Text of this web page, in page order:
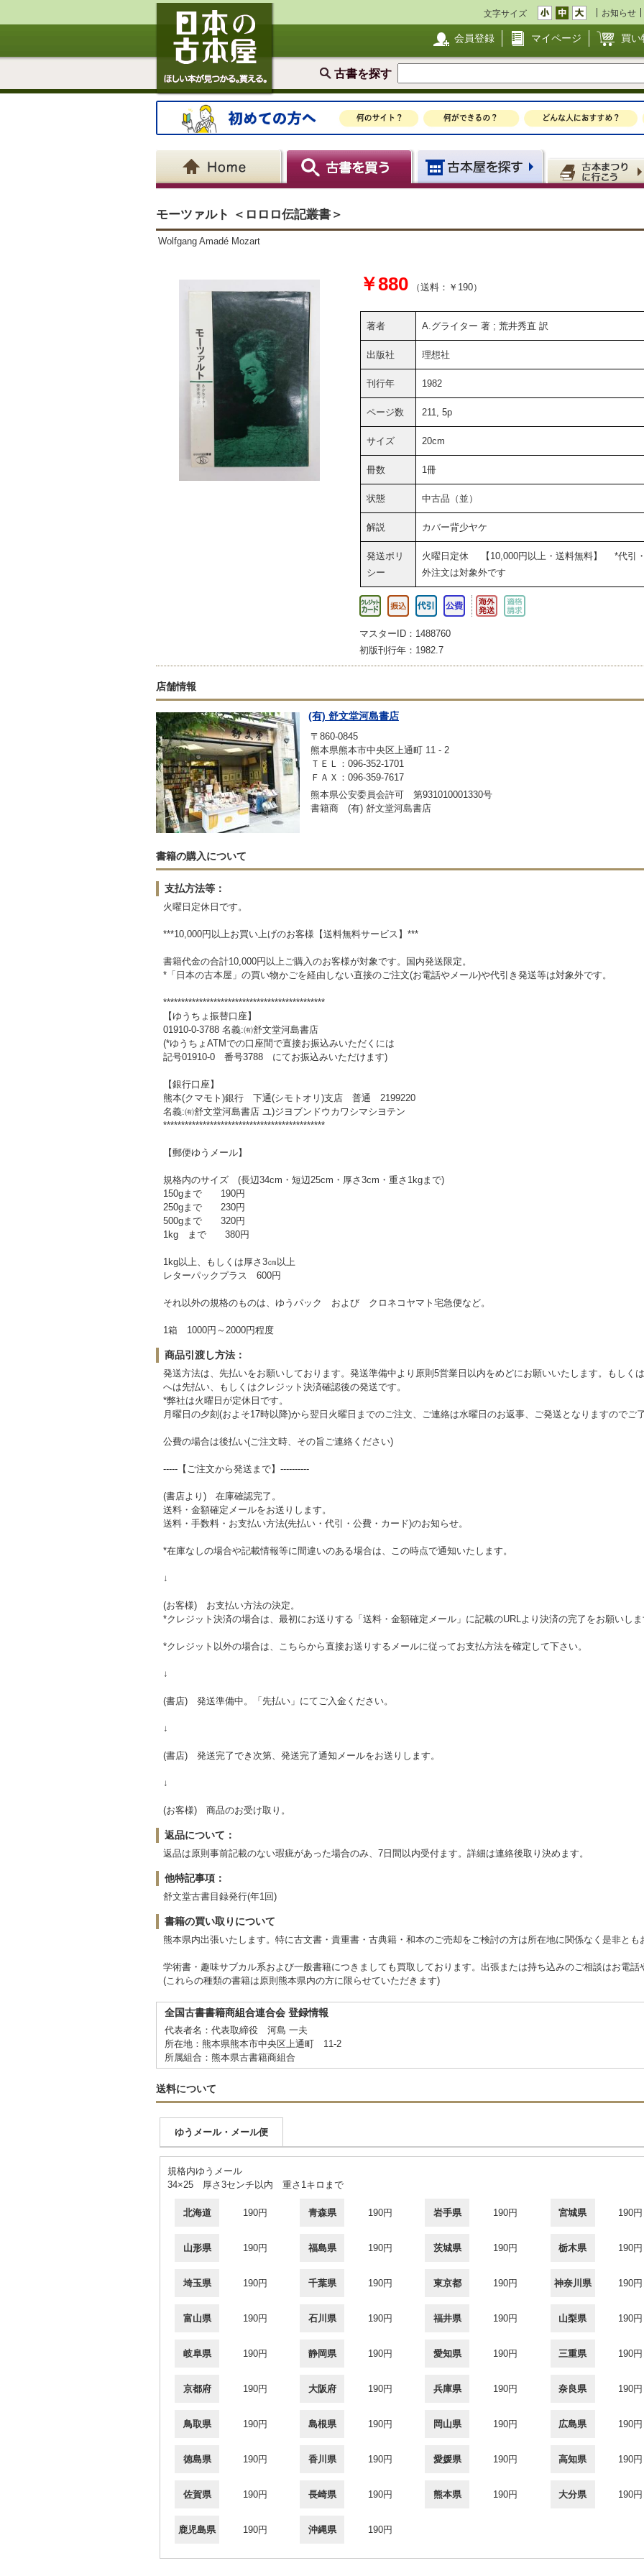
文字サイズ お知らせ
会員登録 マイページ 買い
古書を探す
モーツァルト ＜ロロロ伝記叢書＞
Wolfgang Amadé Mozart
￥880 （送料：￥190）
著者 A.グライター 著 ; 荒井秀直 訳
出版社 理想社
刊行年 1982
ページ数 211, 5p
サイズ 20cm
冊数 1冊
状態 中古品（並）
解説 カバー背少ヤケ
発送ポリ
シー
火曜日定休 【10,000円以上・送料無料】 *代引
外注文は対象外です
マスターID：1488760
初版刊行年：1982.7
店舗情報
(有) 舒文堂河島書店
〒860-0845
熊本県熊本市中央区上通町 11 - 2
ＴＥＬ：096-352-1701
ＦＡＸ：096-359-7617
熊本県公安委員会許可 第931010001330号
書籍商 (有) 舒文堂河島書店
書籍の購入について
支払方法等：
火曜日定休日です。
***10,000円以上お買い上げのお客様【送料無料サービス】***
書籍代金の合計10,000円以上ご購入のお客様が対象です。国内発送限定。
*「日本の古本屋」の買い物かごを経由しない直接のご注文(お電話やメール)や代引き発送等は対象外です。
*********************************************
【ゆうちょ振替口座】
01910-0-3788 名義:㈲舒文堂河島書店
(*ゆうちょATMでの口座間で直接お振込みいただくには
記号01910-0 番号3788 にてお振込みいただけます)
【銀行口座】
熊本(クマモト)銀行 下通(シモトオリ)支店 普通 2199220
名義:㈲舒文堂河島書店 ユ)ジヨブンドウカワシマシヨテン
*********************************************
【郵便ゆうメール】
規格内のサイズ (長辺34cm・短辺25cm・厚さ3cm・重さ1kgまで)
150gまで 190円
250gまで 230円
500gまで 320円
1kg まで 380円
1kg以上、もしくは厚さ3㎝以上
レターパックプラス 600円
それ以外の規格のものは、ゆうパック および クロネコヤマト宅急便など。
1箱 1000円～2000円程度
商品引渡し方法：
発送方法は、先払いをお願いしております。発送準備中より原則5営業日以内をめどにお願いいたします。もしく
へは先払い、もしくはクレジット決済確認後の発送です。
*弊社は火曜日が定休日です。
月曜日の夕刻(およそ17時以降)から翌日火曜日までのご注文、ご連絡は水曜日のお返事、ご発送となりますのでご
公費の場合は後払い(ご注文時、その旨ご連絡ください)
-----【ご注文から発送まで】----------
(書店より) 在庫確認完了。
送料・金額確定メールをお送りします。
送料・手数料・お支払い方法(先払い・代引・公費・カード)のお知らせ。
*在庫なしの場合や記載情報等に間違いのある場合は、この時点で通知いたします。
↓
(お客様) お支払い方法の決定。
*クレジット決済の場合は、最初にお送りする「送料・金額確定メール」に記載のURLより決済の完了をお願いし
*クレジット以外の場合は、こちらから直接お送りするメールに従ってお支払方法を確定して下さい。
↓
(書店) 発送準備中。「先払い」にてご入金ください。
↓
(書店) 発送完了でき次第、発送完了通知メールをお送りします。
↓
(お客様) 商品のお受け取り。
返品について：
返品は原則事前記載のない瑕疵があった場合のみ、7日間以内受付ます。詳細は連絡後取り決めます。
他特記事項：
舒文堂古書目録発行(年1回)
書籍の買い取りについて
熊本県内出張いたします。特に古文書・貴重書・古典籍・和本のご売却をご検討の方は所在地に関係なく是非とも
学術書・趣味サブカル系および一般書籍につきましても買取しております。出張または持ち込みのご相談はお電
(これらの種類の書籍は原則熊本県内の方に限らせていただきます)
全国古書書籍商組合連合会 登録情報
代表者名：代表取締役 河島 一夫
所在地：熊本県熊本市中央区上通町 11-2
所属組合：熊本県古書籍商組合
送料について
ゆうメール・メール便
規格内ゆうメール
34×25 厚さ3センチ以内 重さ1キロまで
北海道 190円 青森県 190円 岩手県 190円 宮城県 190円
山形県 190円 福島県 190円 茨城県 190円 栃木県 190円
埼玉県 190円 千葉県 190円 東京都 190円 神奈川県 190円
富山県 190円 石川県 190円 福井県 190円 山梨県 190円
岐阜県 190円 静岡県 190円 愛知県 190円 三重県 190円
京都府 190円 大阪府 190円 兵庫県 190円 奈良県 190円
鳥取県 190円 島根県 190円 岡山県 190円 広島県 190円
徳島県 190円 香川県 190円 愛媛県 190円 高知県 190円
佐賀県 190円 長崎県 190円 熊本県 190円 大分県 190円
鹿児島県 190円 沖縄県 190円